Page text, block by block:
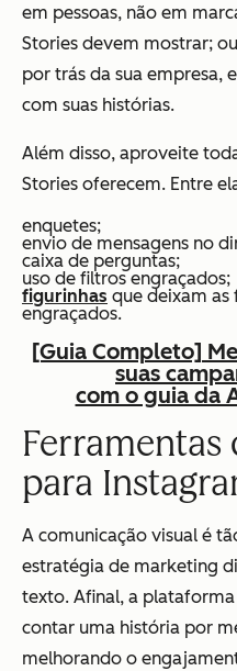
em pessoas, não em
Stories devem mostrar;
por trás da sua empresa,
com suas histórias.
Além disso, aproveite
Stories oferecem. Entre
enquetes;
envio de mensagens no
caixa de perguntas;
uso de filtros engraçados;
figurinhas que deixam as
engraçados.
[Guia Completo]
suas
com o guia da
para
A comunicação visual é
estratégia de marketing
texto. Afinal, a
contar uma história por
melhorando o